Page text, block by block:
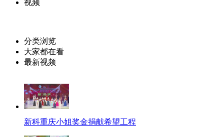
视频
分类浏览
大家都在看
最新视频
新科重庆小姐奖金捐献希望工程